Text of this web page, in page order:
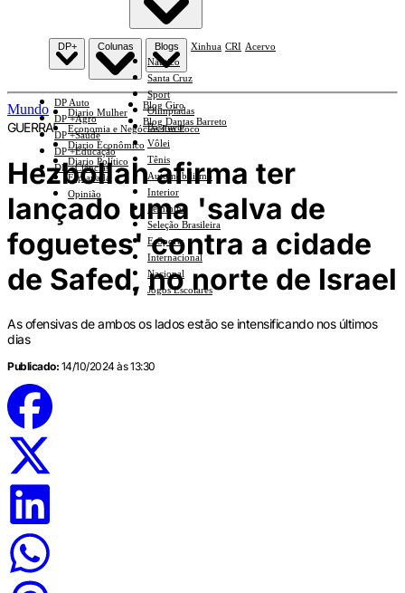
Náutico
Santa Cruz
Sport
Olimpíadas
Basquete
Vôlei
Tênis
Automobilismo
Interior
Feminino
Seleção Brasileira
E-Sports
Internacional
Nacional
Jogos Escolares
DP+
DP Auto
DP +Agro
DP +Saúde
DP +Educação
DP +Ciências
Colunas
Diario Mulher
Economia e Negócios Em Foco
Diario Econômico
Diario Político
Esplanada
Opinião
Blogs
Blog Giro
Blog Dantas Barreto
Xinhua CRI Acervo
Mundo
GUERRA'
Hezbollah afirma ter
lançado uma 'salva de
foguetes' contra a cidade
de Safed, no norte de Israel
As ofensivas de ambos os lados estão se intensificando nos últimos
dias
Publicado: 14/10/2024 às 13:30